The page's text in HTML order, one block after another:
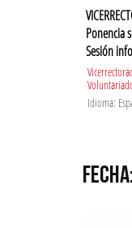
Ponencia
Sesión
Idioma: